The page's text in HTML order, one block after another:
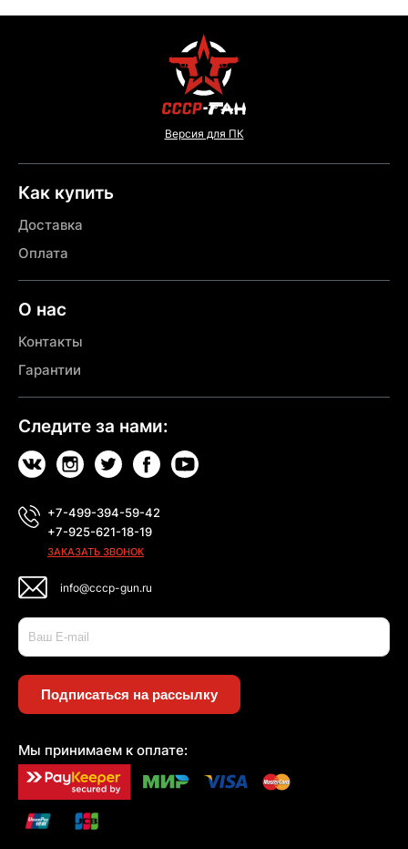
Версия для ПК
Как купить
Доставка
Оплата
О нас
Контакты
Гарантии
Следите за нами:
+7-499-394-59-42
+7-925-621-18-19
ЗАКАЗАТЬ ЗВОНОК
info@cccp-gun.ru
Подписаться на рассылку
Мы принимаем к оплате: